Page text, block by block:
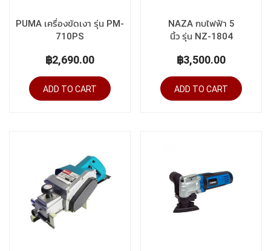
PUMA เครื่องขัดเงา รุ่น PM-
710PS
฿2,690.00
ADD TO CART
NAZA กบไฟฟ้า 5
นิ้ว รุ่น NZ-1804
฿3,500.00
ADD TO CART